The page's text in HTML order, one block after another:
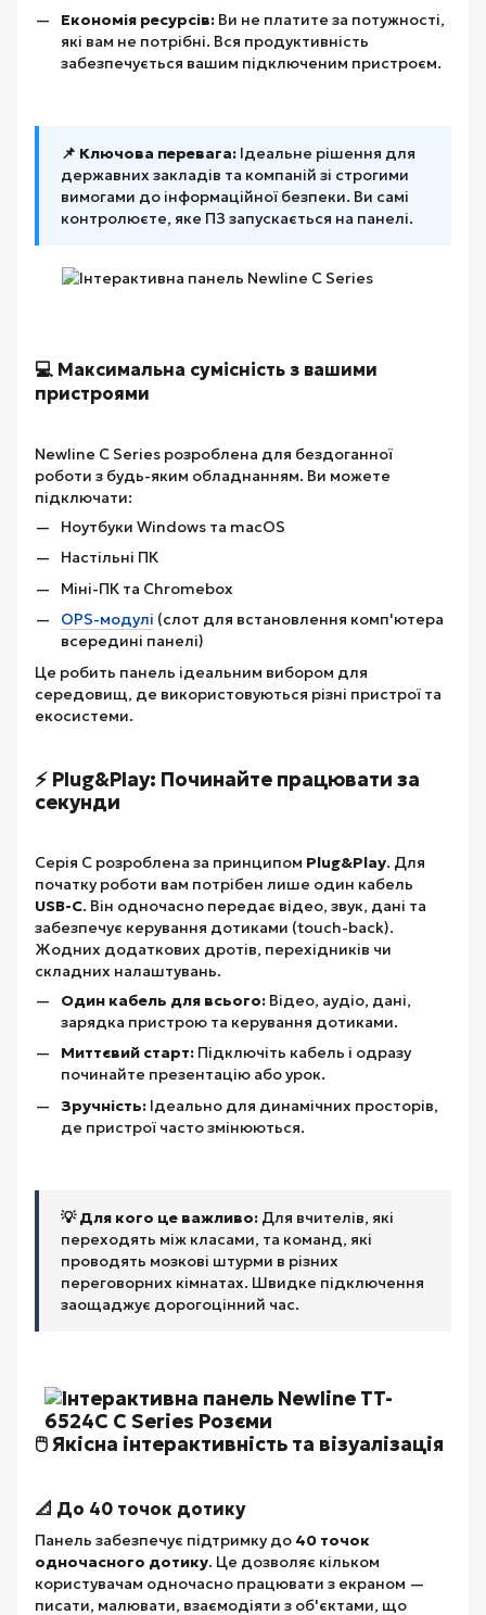
Економія ресурсів: Ви не платите за потужності,
які вам не потрібні. Вся продуктивність
забезпечується вашим підключеним пристроєм.
📌 Ключова перевага: Ідеальне рішення для
державних закладів та компаній зі строгими
вимогами до інформаційної безпеки. Ви самі
контролюєте, яке ПЗ запускається на панелі.
💻 Максимальна сумісність з вашими
пристроями
Newline C Series розроблена для бездоганної
роботи з будь-яким обладнанням. Ви можете
підключати:
Ноутбуки Windows та macOS
Настільні ПК
Міні-ПК та Chromebox
OPS-модулі (слот для встановлення комп'ютера
всередині панелі)
Це робить панель ідеальним вибором для
середовищ, де використовуються різні пристрої та
екосистеми.
⚡ Plug&Play: Починайте працювати за
секунди
Серія C розроблена за принципом Plug&Play. Для
початку роботи вам потрібен лише один кабель
USB-C. Він одночасно передає відео, звук, дані та
забезпечує керування дотиками (touch-back).
Жодних додаткових дротів, перехідників чи
складних налаштувань.
Один кабель для всього: Відео, аудіо, дані,
зарядка пристрою та керування дотиками.
Миттєвий старт: Підключіть кабель і одразу
починайте презентацію або урок.
Зручність: Ідеально для динамічних просторів,
де пристрої часто змінюються.
💡 Для кого це важливо: Для вчителів, які
переходять між класами, та команд, які
проводять мозкові штурми в різних
переговорних кімнатах. Швидке підключення
заощаджує дорогоцінний час.
🖱️ Якісна інтерактивність та візуалізація
📐 До 40 точок дотику
Панель забезпечує підтримку до 40 точок
одночасного дотику. Це дозволяє кільком
користувачам одночасно працювати з екраном —
писати, малювати, взаємодіяти з об'єктами, що